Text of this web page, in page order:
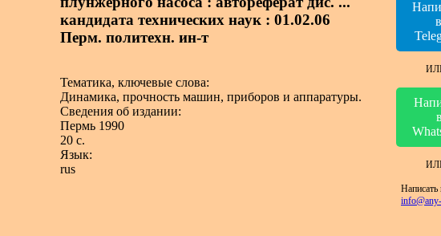
кандидата технических наук : 01.02.06
Перм. политехн. ин-т
Тематика, ключевые слова:
Динамика, прочность машин, приборов и аппаратуры.
Сведения об издании:
Пермь 1990
20 с.
Язык:
rus
в
в
Написать